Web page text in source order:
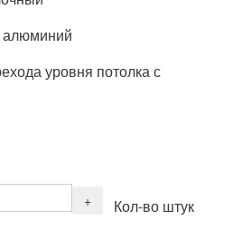
уровня потолка с
Кол-во штук